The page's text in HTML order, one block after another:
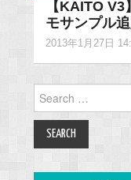
【KAITO
モサンプル追
2013年1月27日
Search
for: